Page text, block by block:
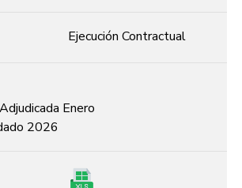
Ejecución Contractual
Enero
2026